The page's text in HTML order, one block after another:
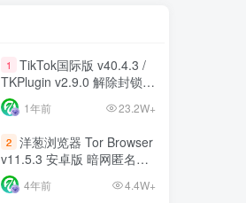
1
TikTok国际版 v40.4.3 /
TKPlugin v2.9.0 解除封锁/
中文破解版 支持选国区
1年前 23.2W+
2 洋葱浏览器 Tor Browser
v11.5.3 安卓版 暗网匿名浏
览器
4年前 4.4W+